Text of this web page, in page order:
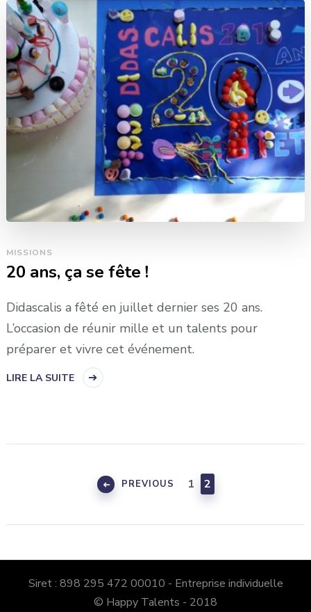
MISSIONS
20 ans, ça se fête !
Didascalis a fêté en juillet dernier ses 20 ans.
L’occasion de réunir mille et un talents pour
préparer et vivre cet événement.
LIRE LA SUITE
articles
PREVIOUS PAGE
1 PAGE
2
Siret : 898 295 472 00010 - Entreprise individuelle
© Happy Talents - 2018